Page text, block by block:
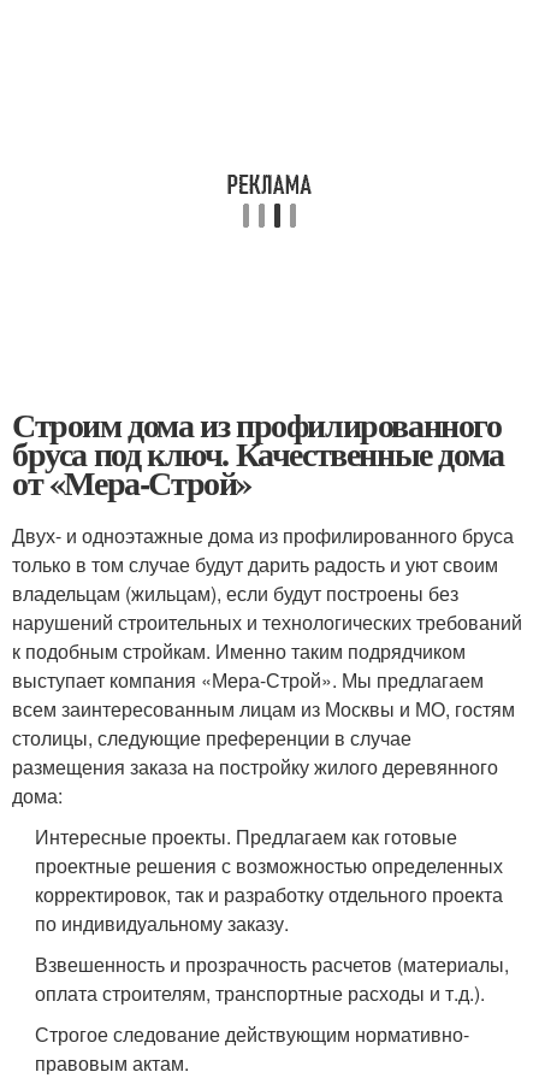
Строим дома из профилированного
бруса под ключ. Качественные дома
от «Мера-Строй»
Двух- и одноэтажные дома из профилированного бруса
только в том случае будут дарить радость и уют своим
владельцам (жильцам), если будут построены без
нарушений строительных и технологических требований
к подобным стройкам. Именно таким подрядчиком
выступает компания «Мера-Строй». Мы предлагаем
всем заинтересованным лицам из Москвы и МО, гостям
столицы, следующие преференции в случае
размещения заказа на постройку жилого деревянного
дома:
Интересные проекты. Предлагаем как готовые
проектные решения с возможностью определенных
корректировок, так и разработку отдельного проекта
по индивидуальному заказу.
Взвешенность и прозрачность расчетов (материалы,
оплата строителям, транспортные расходы и т.д.).
Строгое следование действующим нормативно-
правовым актам.